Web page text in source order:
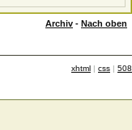
Archiv - Nach oben
xhtml | css | 508